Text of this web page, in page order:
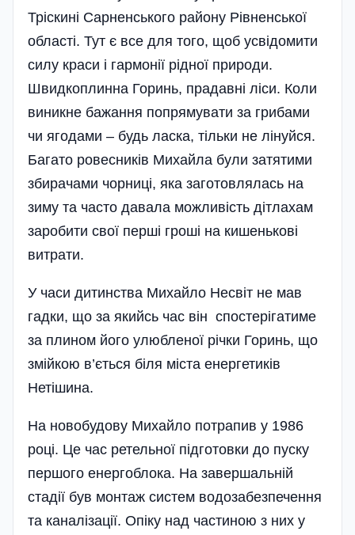
Тріскині Сарненського району Рівненської
області. Тут є все для того, щоб усвідомити
силу краси і гармонії рідної природи.
Швидкоплинна Горинь, прадавні ліси. Коли
виникне бажання попрямувати за грибами
чи ягодами – будь ласка, тільки не лінуйся.
Багато ровесників Михайла були затятими
збирачами чорниці, яка заготовлялась на
зиму та часто давала можливість дітлахам
заробити свої перші гроші на кишенькові
витрати.
У часи дитинства Михайло Несвіт не мав
гадки, що за якийсь час він спостерігатиме
за плином його улюбленої річки Горинь, що
змійкою в’ється біля міста енергетиків
Нетішина.
На новобудову Михайло потрапив у 1986
році. Це час ретельної підготовки до пуску
першого енергоблока. На завершальній
стадії був монтаж систем водозабезпечення
та каналізації. Опіку над частиною з них у